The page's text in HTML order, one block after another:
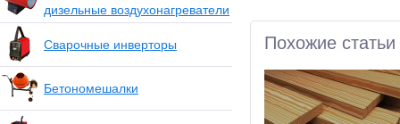
дизельные воздухонагреватели
Сварочные инверторы
Бетономешалки
Похожие статьи